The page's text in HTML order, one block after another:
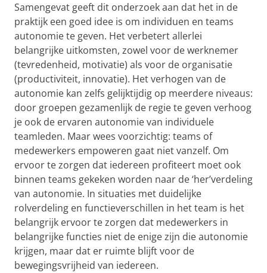
Samengevat geeft dit onderzoek aan dat het in de
praktijk een goed idee is om individuen en teams
autonomie te geven. Het verbetert allerlei
belangrijke uitkomsten, zowel voor de werknemer
(tevredenheid, motivatie) als voor de organisatie
(productiviteit, innovatie). Het verhogen van de
autonomie kan zelfs gelijktijdig op meerdere niveaus:
door groepen gezamenlijk de regie te geven verhoog
je ook de ervaren autonomie van individuele
teamleden. Maar wees voorzichtig: teams of
medewerkers empoweren gaat niet vanzelf. Om
ervoor te zorgen dat iedereen profiteert moet ook
binnen teams gekeken worden naar de ‘her’verdeling
van autonomie. In situaties met duidelijke
rolverdeling en functieverschillen in het team is het
belangrijk ervoor te zorgen dat medewerkers in
belangrijke functies niet de enige zijn die autonomie
krijgen, maar dat er ruimte blijft voor de
bewegingsvrijheid van iedereen.